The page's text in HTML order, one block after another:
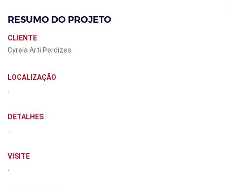
RESUMO DO PROJETO
CLIENTE
Cyrela Arti Perdizes
LOCALIZAÇÃO
DETALHES
VISITE